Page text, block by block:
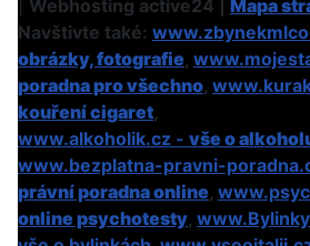
Webhosting active24 | Mapa
Navštivte také:
obrázky, fotografie,
poradna pro všechno,
kouření cigaret,
www.alkoholik.cz - vše o
www.bezplatna-pravni-
právní poradna online,
online psychotesty,